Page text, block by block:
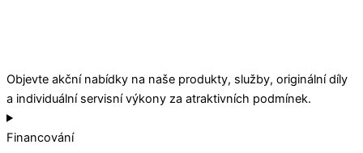
Objevte akční nabídky na naše produkty, služby, originální díly
a individuální servisní výkony za atraktivních podmínek.
Financování